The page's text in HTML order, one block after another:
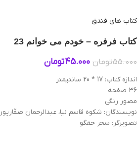
کتاب های فندق
کتاب فرفره – خودم می‌ خوانم 23
55.000تومان 45.000تومان
اندازه کتاب: 17 * 20 سانتیمتر
36 صفحه
مصور رنگی
نویسندگان: شکوه قاسم نیا، عبدالرحمان صفّارپور
تصویرگر: سحر حقگو